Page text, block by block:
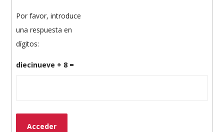
Por favor, introduce
una respuesta en
dígitos:
diecinueve + 8 =
Acceder